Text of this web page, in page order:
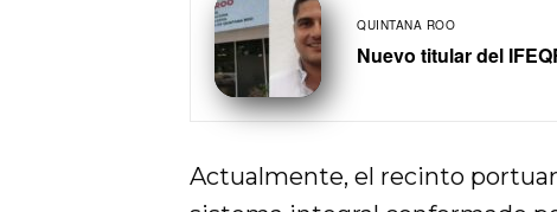
QUINTANA ROO
Nuevo titular del
Actualmente, el recinto